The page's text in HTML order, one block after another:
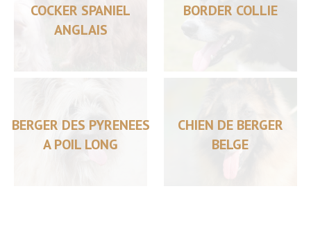
COCKER SPANIEL
ANGLAIS
BORDER COLLIE
BERGER DES PYRENEES
A POIL LONG
CHIEN DE BERGER
BELGE